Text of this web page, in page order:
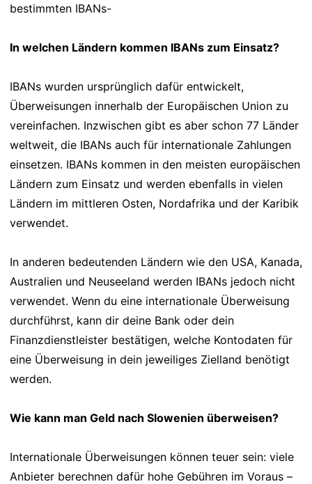
bestimmten IBANs-
In welchen Ländern kommen IBANs zum Einsatz?
IBANs wurden ursprünglich dafür entwickelt,
Überweisungen innerhalb der Europäischen Union zu
vereinfachen. Inzwischen gibt es aber schon 77 Länder
weltweit, die IBANs auch für internationale Zahlungen
einsetzen. IBANs kommen in den meisten europäischen
Ländern zum Einsatz und werden ebenfalls in vielen
Ländern im mittleren Osten, Nordafrika und der Karibik
verwendet.
In anderen bedeutenden Ländern wie den USA, Kanada,
Australien und Neuseeland werden IBANs jedoch nicht
verwendet. Wenn du eine internationale Überweisung
durchführst, kann dir deine Bank oder dein
Finanzdienstleister bestätigen, welche Kontodaten für
eine Überweisung in dein jeweiliges Zielland benötigt
werden.
Wie kann man Geld nach Slowenien überweisen?
Internationale Überweisungen können teuer sein: viele
Anbieter berechnen dafür hohe Gebühren im Voraus –